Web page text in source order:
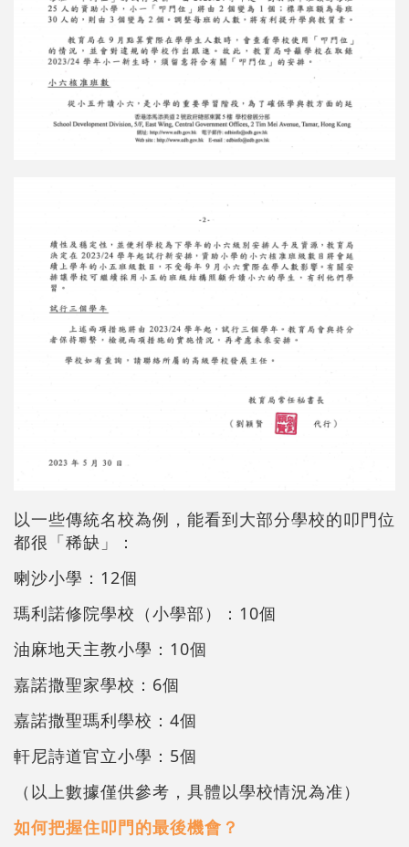
以一些傳統名校為例，能看到大部分學校的叩門位
都很「稀缺」：
喇沙小學：12個
瑪利諾修院學校（小學部）：10個
油麻地天主教小學：10個
嘉諾撒聖家學校：6個
嘉諾撒聖瑪利學校：4個
軒尼詩道官立小學：5個
（以上數據僅供參考，具體以學校情況為准）
如何把握住叩門的最後機會？